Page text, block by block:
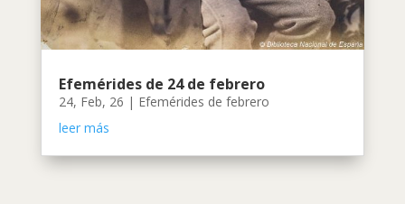
Efemérides de 24 de febrero
24, Feb, 26 | Efemérides de febrero
leer más